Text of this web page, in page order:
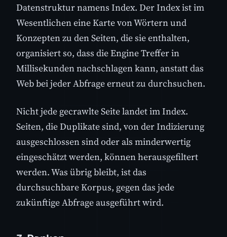
Datenstruktur namens Index. Der Index ist im
Wesentlichen eine Karte von Wörtern und
Konzepten zu den Seiten, die sie enthalten,
organisiert so, dass die Engine Treffer in
Millisekunden nachschlagen kann, anstatt das
Web bei jeder Abfrage erneut zu durchsuchen.
Nicht jede gecrawlte Seite landet im Index.
Seiten, die Duplikate sind, von der Indizierung
ausgeschlossen sind oder als minderwertig
eingeschätzt werden, können herausgefiltert
werden. Was übrig bleibt, ist das
durchsuchbare Korpus, gegen das jede
zukünftige Abfrage ausgeführt wird.